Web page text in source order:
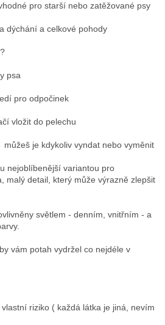
pro starší nebo zatěžované psy
dýchání a celkové pohody
psa
pro odpočinek
vložit do pelechu
je kdykoliv vyndat nebo vyměnit
nejoblíbenější variantou pro
malý detail, který může výrazně zlepšit
světlem - denním, vnitřním - a
vám potah vydržel co nejdéle v
riziko ( každá látka je jiná, nevím